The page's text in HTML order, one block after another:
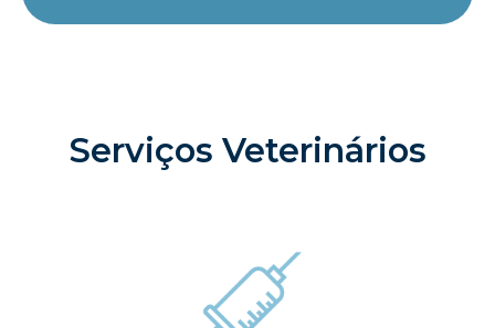
Serviços Veterinários